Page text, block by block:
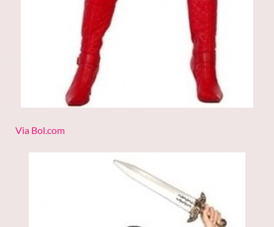
Via Bol.com